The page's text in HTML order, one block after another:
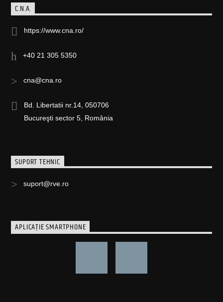
C.N.A.
https://www.cna.ro/
+40 21 305 5350
cna@cna.ro
Bd. Libertatii nr.14, 050706
Bucureşti sector 5, România
SUPORT TEHNIC
suport@rve.ro
APLICAȚIE SMARTPHONE